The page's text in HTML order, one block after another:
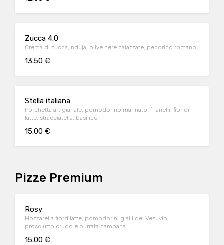
Zucca 4.0
Crema di zucca, nduja, olive nere caiazzate, pecorino romano
13.50 €
Stella italiana
Porchetta artigianale, pomodorino marinato, friarielli, fior di
latte, stracciatella, basilico
15.00 €
Pizze Premium
Rosy
Mozzarella fiordilatte, pomodorini gialli del Vesuvio,
prosciutto crudo e burrata campana
15.00 €